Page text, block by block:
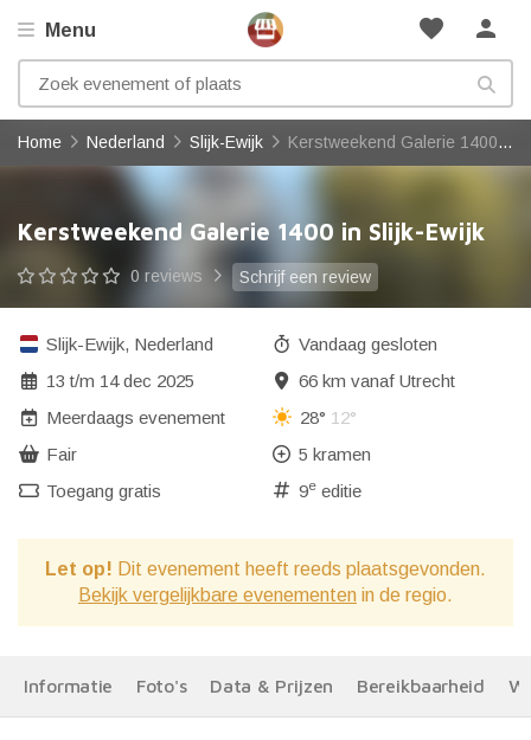
favorite person
Menu
Home Nederland Slijk-Ewijk Kerstweekend Galerie 1400 in Slijk-Ewijk
Kerstweekend Galerie 1400 in Slijk-Ewijk
0 reviews Schrijf een review
Slijk-Ewijk, Nederland
13 t/m 14 dec 2025
Meerdaags evenement
Fair
Toegang gratis
Vandaag gesloten
66 km vanaf Utrecht
28° 12°
5 kramen
9eeditie
Let op! Dit evenement heeft reeds plaatsgevonden.
Bekijk vergelijkbare evenementen in de regio.
Informatie Foto's Data & Prijzen Bereikbaarheid